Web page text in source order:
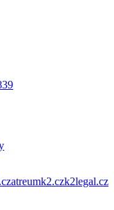
k2legal.cz
atreumk2.cz